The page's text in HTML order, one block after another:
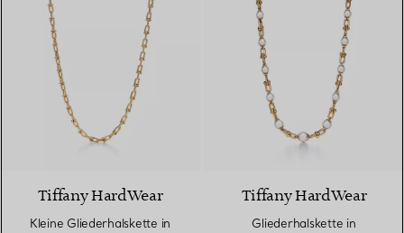
2 Materialien
Tiffany HardWear
Kleine Gliederhalskette in
Tiffany HardWear
Gliederhalskette in